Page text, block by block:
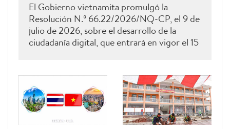
El Gobierno vietnamita promulgó la
Resolución N.º 66.22/2026/NQ-CP, el 9 de
julio de 2026, sobre el desarrollo de la
ciudadanía digital, que entrará en vigor el 15
de sus principales disposiciones, el
documento instituye el 15 de octubre de
cada año como el Día del Ciudadano Digital
de Vietnam.